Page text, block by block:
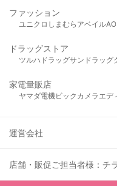
ファッション
ユニクロ しまむら アベイル
ドラッグストア
ツルハドラッグサンドラッグ
家電量販店
ヤマダ電機ビックカメラ エデ
運営会社
店舗・販促ご担当者様：チ